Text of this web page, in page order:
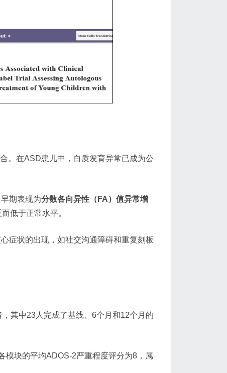
。在ASD患儿中，白质发育异常已成为公
期表现为分数各向异性（FA）值异常增
低于正常水平。
症状的出现，如社交沟通障碍和重复刻板
其中23人完成了基线、6个月和12个月的
模块的平均ADOS-2严重程度评分为8，属